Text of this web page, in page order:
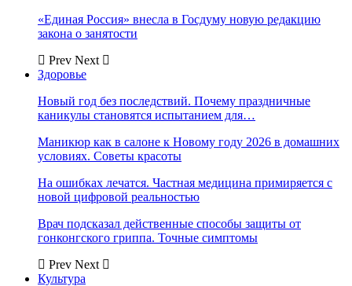
«Единая Россия» внесла в Госдуму новую редакцию
закона о занятости
Prev Next
Здоровье
Новый год без последствий. Почему праздничные
каникулы становятся испытанием для…
Маникюр как в салоне к Новому году 2026 в домашних
условиях. Советы красоты
На ошибках лечатся. Частная медицина примиряется с
новой цифровой реальностью
Врач подсказал действенные способы защиты от
гонконгского гриппа. Точные симптомы
Prev Next
Культура